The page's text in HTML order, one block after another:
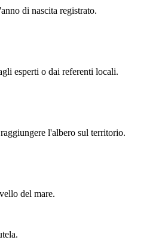
di nascita registrato.
esperti o dai referenti locali.
l'albero sul territorio.
del mare.